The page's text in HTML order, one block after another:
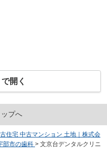
開く
プへ
住宅 中古マンション 土地｜株式会
部市の歯科 > 文京台デンタルクリニ